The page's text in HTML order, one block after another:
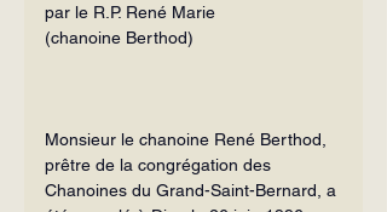
par le R.P. René Marie
(chanoine Berthod)
Monsieur le chanoine René Berthod,
prêtre de la congrégation des
Chanoines du Grand-Saint-Bernard, a